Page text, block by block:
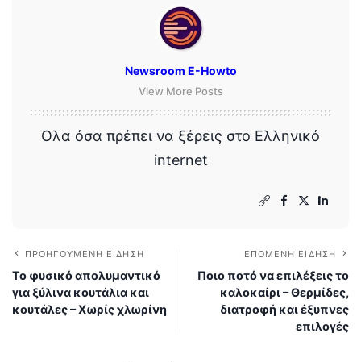
Newsroom E-Howto
View More Posts
Ολα όσα πρέπει να ξέρεις στο Ελληνικό
internet
ΠΡΟΗΓΟΎΜΕΝΗ ΕΊΔΗΣΗ
Το φυσικό απολυμαντικό
για ξύλινα κουτάλια και
κουτάλες – Χωρίς χλωρίνη
ΕΠΌΜΕΝΗ ΕΊΔΗΣΗ
Ποιο ποτό να επιλέξεις το
καλοκαίρι – Θερμίδες,
διατροφή και έξυπνες
επιλογές